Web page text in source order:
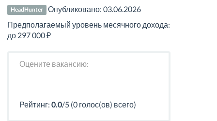
HeadHunter Опубликовано:03.06.2026
Предполагаемый уровень месячного дохода:
до 297 000 ₽
Оцените вакансию:
Рейтинг: 0.0/5 (0 голос(ов) всего)